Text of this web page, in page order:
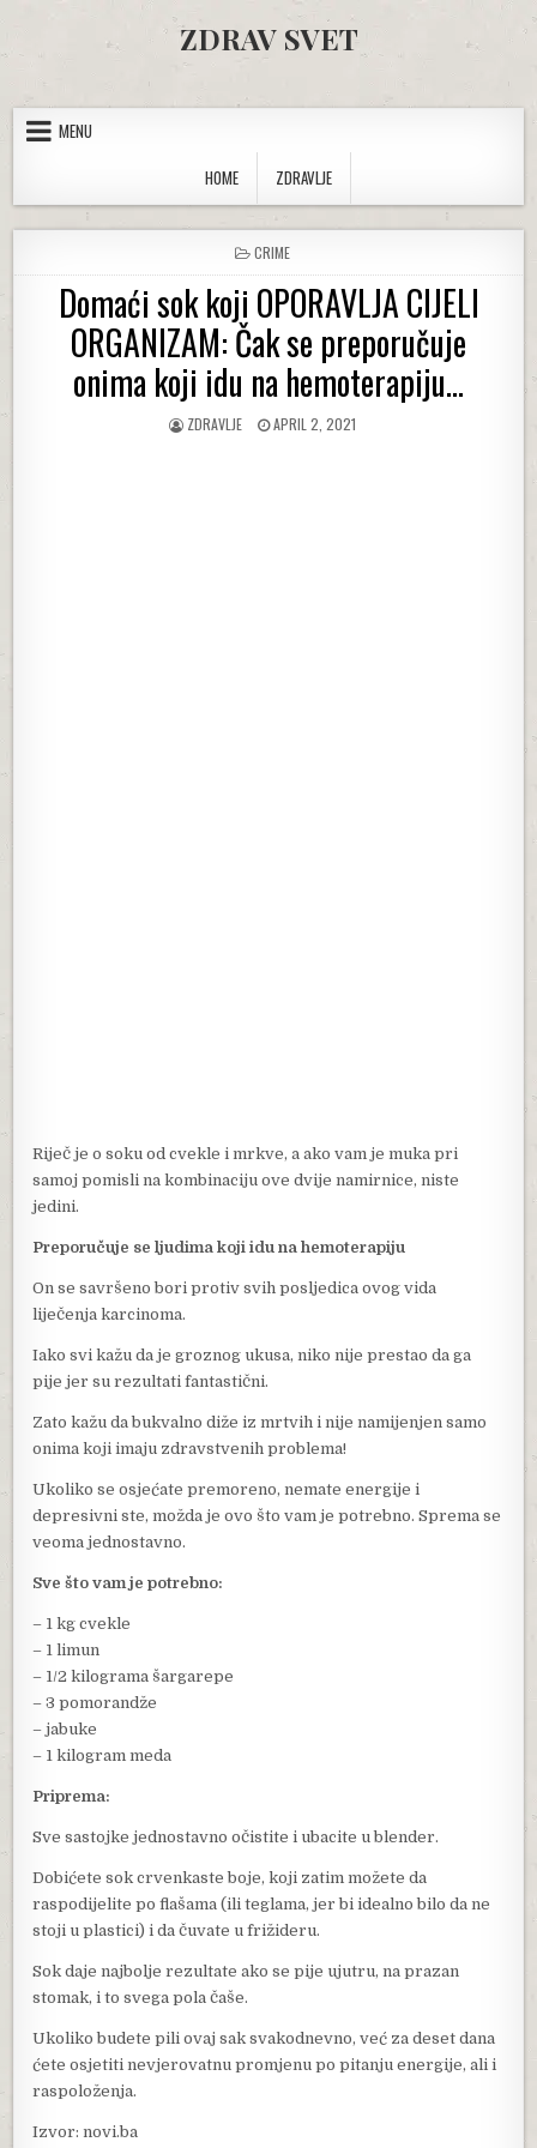
ZDRAV SVET
MENU
HOME
ZDRAVLJE
POSTED IN
CRIME
Domaći sok koji OPORAVLJA CIJELI
ORGANIZAM: Čak se preporučuje
onima koji idu na hemoterapiju…
AUTHOR:
ZDRAVLJE PUBLISHED DATE:
APRIL 2, 2021
Riječ je o soku od cvekle i mrkve, a ako vam je muka pri
samoj pomisli na kombinaciju ove dvije namirnice, niste
jedini.
Preporučuje se ljudima koji idu na hemoterapiju
On se savršeno bori protiv svih posljedica ovog vida
liječenja karcinoma.
Iako svi kažu da je groznog ukusa, niko nije prestao da ga
pije jer su rezultati fantastični.
Zato kažu da bukvalno diže iz mrtvih i nije namijenjen samo
onima koji imaju zdravstvenih problema!
Ukoliko se osjećate premoreno, nemate energije i
depresivni ste, možda je ovo što vam je potrebno. Sprema se
veoma jednostavno.
Sve što vam je potrebno:
– 1 kg cvekle
– 1 limun
– 1/2 kilograma šargarepe
– 3 pomorandže
– jabuke
– 1 kilogram meda
Priprema:
Sve sastojke jednostavno očistite i ubacite u blender.
Dobićete sok crvenkaste boje, koji zatim možete da
raspodijelite po flašama (ili teglama, jer bi idealno bilo da ne
stoji u plastici) i da čuvate u frižideru.
Sok daje najbolje rezultate ako se pije ujutru, na prazan
stomak, i to svega pola čaše.
Ukoliko budete pili ovaj sak svakodnevno, već za deset dana
ćete osjetiti nevjerovatnu promjenu po pitanju energije, ali i
raspoloženja.
Izvor: novi.ba